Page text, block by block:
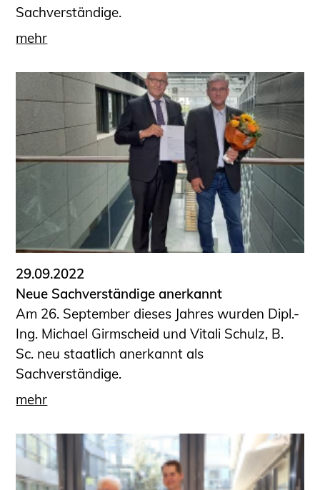
Sachverständige.
mehr
29.09.2022
Neue Sachverständige anerkannt
Am 26. September dieses Jahres wurden Dipl.-
Ing. Michael Girmscheid und Vitali Schulz, B.
Sc. neu staatlich anerkannt als
Sachverständige.
mehr